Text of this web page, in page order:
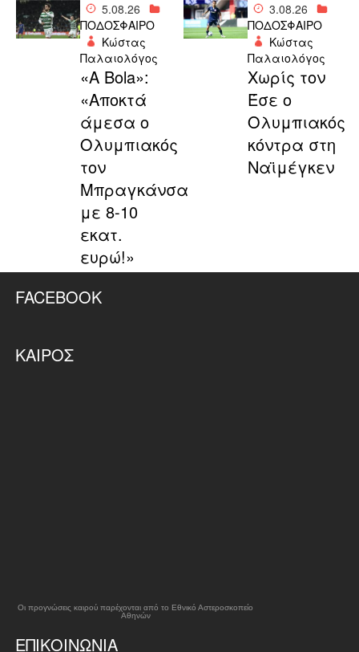
5.08.26
ΠΟΔΟΣΦΑΙΡΟ
Κώστας
Παλαιολόγος
«A Bola»:
«Αποκτά
άμεσα ο
Ολυμπιακός
τον
Μπραγκάνσα
με 8-10
εκατ.
ευρώ!»
3.08.26
ΠΟΔΟΣΦΑΙΡΟ
Κώστας
Παλαιολόγος
Χωρίς τον
Έσε ο
Ολυμπιακός
κόντρα στη
Ναϊμέγκεν
FACEBOOK
ΚΑΙΡΌΣ
Οι προγνώσεις καιρού παρέχονται από το Εθνικό Αστεροσκοπείο
Αθηνών
ΕΠΙΚΟΙΝΩΝΊΑ